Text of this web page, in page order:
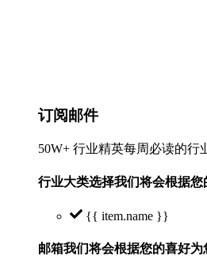
订阅邮件
50W+ 行业精英每周必读的行
行业大类选择我们将会根据您
{{ item.name }}
邮箱我们将会根据您的喜好为